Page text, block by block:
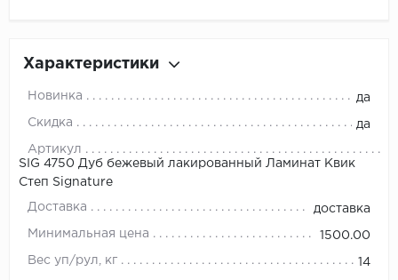
Характеристики
Новинка да
Скидка да
Артикул
SIG 4750 Дуб бежевый лакированный Ламинат Квик
Степ Signature
Доставка доставка
Минимальная цена 1500.00
Вес уп/рул, кг 14